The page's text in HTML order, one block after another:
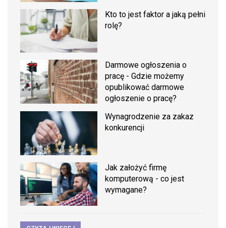
Kto to jest faktor a jaką pełni
rolę?
Darmowe ogłoszenia o
pracę - Gdzie możemy
opublikować darmowe
ogłoszenie o pracę?
Wynagrodzenie za zakaz
konkurencji
Jak założyć firmę
komputerową - co jest
wymagane?